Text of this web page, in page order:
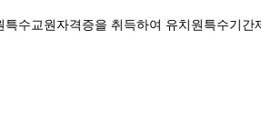
수교원자격증을 취득하여 유치원특수기간